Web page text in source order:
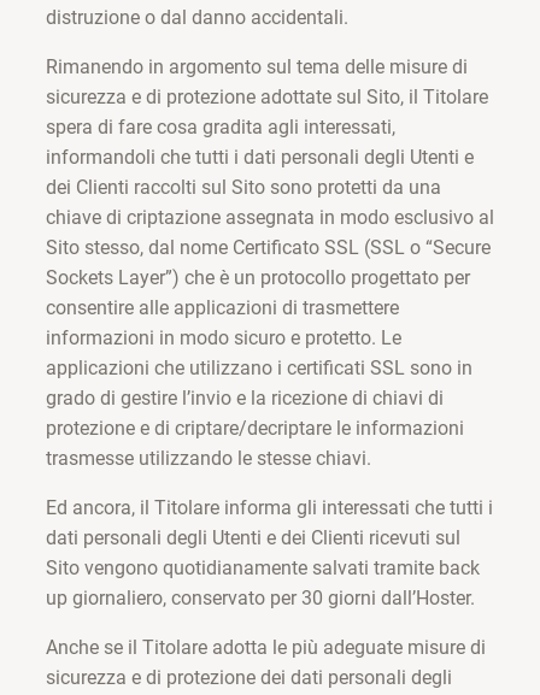
distruzione o dal danno accidentali.
Rimanendo in argomento sul tema delle misure di
sicurezza e di protezione adottate sul Sito, il Titolare
spera di fare cosa gradita agli interessati,
informandoli che tutti i dati personali degli Utenti e
dei Clienti raccolti sul Sito sono protetti da una
chiave di criptazione assegnata in modo esclusivo al
Sito stesso, dal nome Certificato SSL (SSL o “Secure
Sockets Layer”) che è un protocollo progettato per
consentire alle applicazioni di trasmettere
informazioni in modo sicuro e protetto. Le
applicazioni che utilizzano i certificati SSL sono in
grado di gestire l’invio e la ricezione di chiavi di
protezione e di criptare/decriptare le informazioni
trasmesse utilizzando le stesse chiavi.
Ed ancora, il Titolare informa gli interessati che tutti i
dati personali degli Utenti e dei Clienti ricevuti sul
Sito vengono quotidianamente salvati tramite back
up giornaliero, conservato per 30 giorni dall’Hoster.
Anche se il Titolare adotta le più adeguate misure di
sicurezza e di protezione dei dati personali degli